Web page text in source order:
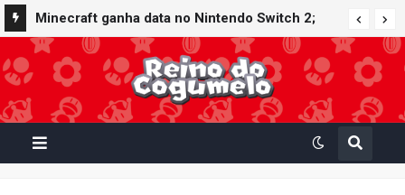
Minecraft ganha data no Nintendo Switch 2;
Super Mario Mash-Up receberá atualização
gráfica exclusiva
Nintendo oferece reparos gratuitos às vítimas
do terremoto de Kumamoto e doa 50 milhões
de ienes à Cruz Vermelha